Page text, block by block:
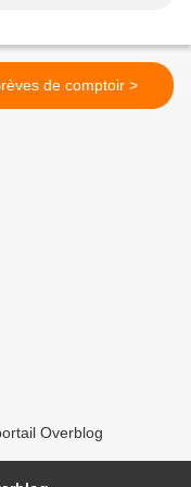
Brèves de comptoir >
Overblog